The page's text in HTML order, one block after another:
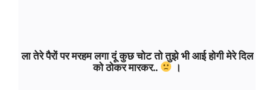
ला तेरे पैरों पर मरहम लगा दूं कुछ चोट तो तुझे भी आई होगी मेरे दिल
को ठोकर मारकर.. ।